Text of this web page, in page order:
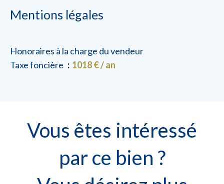
Mentions légales
Honoraires à la charge du vendeur
Taxe foncière
1018 € / an
Vous êtes intéressé
par ce bien ?